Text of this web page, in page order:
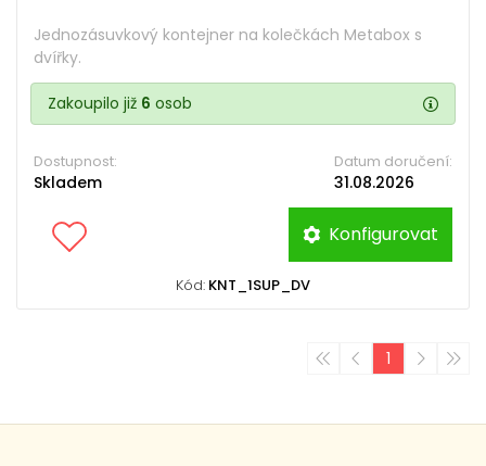
Jednozásuvkový kontejner na kolečkách Metabox s
dvířky.
Zakoupilo již 6 osob
Dostupnost:
Skladem
Datum doručení:
31.08.2026
Konfigurovat
Kód: KNT_1SUP_DV
1